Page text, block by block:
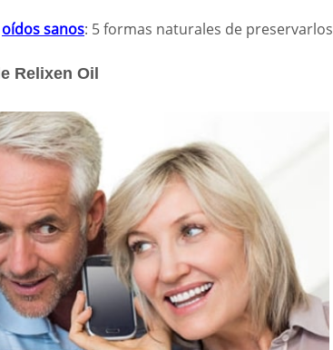
oídos sanos: 5 formas naturales de preservarlos
Relixen Oil